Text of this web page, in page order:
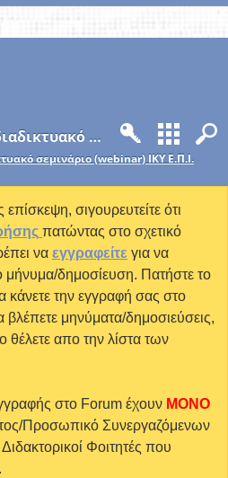
Ενημέρωση για το διαδικτυακό σεμινάριο (webinar) ΙΚΥ Ε.Π.Ι. Φλωρεντίας
σεμινάριο (webinar) ΙΚΥ Ε.Π.Ι.
σιγουρευτείτε ότι
πατώντας στο σχετικό
να εγγραφείτε για να
μήνυμα/δημοσίευση. Πατήστε το
την εγγραφή σας στο
βλέπετε μηνύματα/δημοσιεύσεις,
θέλετε απο την λίστα των
στο Forum έχουν MONO
Προσωπικό Συνεργαζόμενων
Φοιτητές που